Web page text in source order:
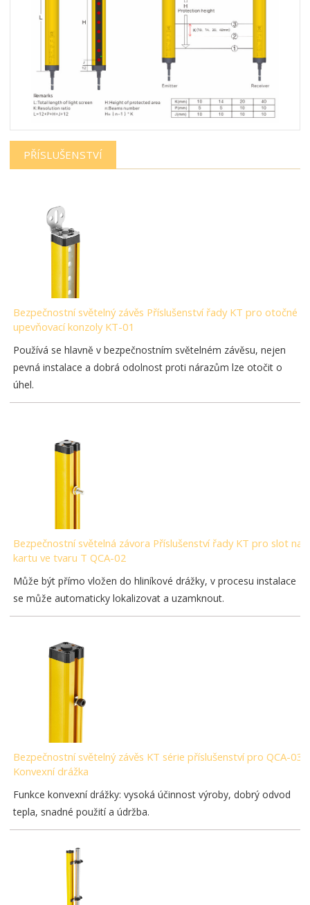
PŘÍSLUŠENSTVÍ
Bezpečnostní světelný závěs Příslušenství řady KT pro otočné
upevňovací konzoly KT-01
Používá se hlavně v bezpečnostním světelném závěsu, nejen
pevná instalace a dobrá odolnost proti nárazům lze otočit o
úhel.
Bezpečnostní světelná závora Příslušenství řady KT pro slot na
kartu ve tvaru T QCA-02
Může být přímo vložen do hliníkové drážky, v procesu instalace
se může automaticky lokalizovat a uzamknout.
Bezpečnostní světelný závěs KT série příslušenství pro QCA-03-
Konvexní drážka
Funkce konvexní drážky: vysoká účinnost výroby, dobrý odvod
tepla, snadné použití a údržba.